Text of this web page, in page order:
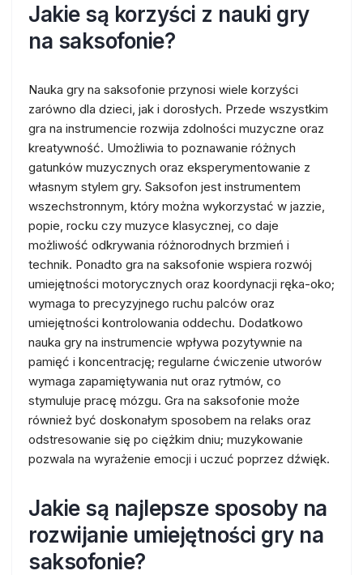
Jakie są korzyści z nauki gry
na saksofonie?
Nauka gry na saksofonie przynosi wiele korzyści
zarówno dla dzieci, jak i dorosłych. Przede wszystkim
gra na instrumencie rozwija zdolności muzyczne oraz
kreatywność. Umożliwia to poznawanie różnych
gatunków muzycznych oraz eksperymentowanie z
własnym stylem gry. Saksofon jest instrumentem
wszechstronnym, który można wykorzystać w jazzie,
popie, rocku czy muzyce klasycznej, co daje
możliwość odkrywania różnorodnych brzmień i
technik. Ponadto gra na saksofonie wspiera rozwój
umiejętności motorycznych oraz koordynacji ręka-oko;
wymaga to precyzyjnego ruchu palców oraz
umiejętności kontrolowania oddechu. Dodatkowo
nauka gry na instrumencie wpływa pozytywnie na
pamięć i koncentrację; regularne ćwiczenie utworów
wymaga zapamiętywania nut oraz rytmów, co
stymuluje pracę mózgu. Gra na saksofonie może
również być doskonałym sposobem na relaks oraz
odstresowanie się po ciężkim dniu; muzykowanie
pozwala na wyrażenie emocji i uczuć poprzez dźwięk.
Jakie są najlepsze sposoby na
rozwijanie umiejętności gry na
saksofonie?